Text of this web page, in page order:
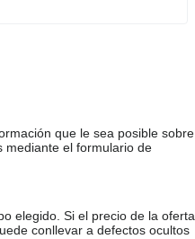
que le sea posible sobre
mediante el formulario de
elegido. Si el precio de la oferta
conllevar a defectos ocultos